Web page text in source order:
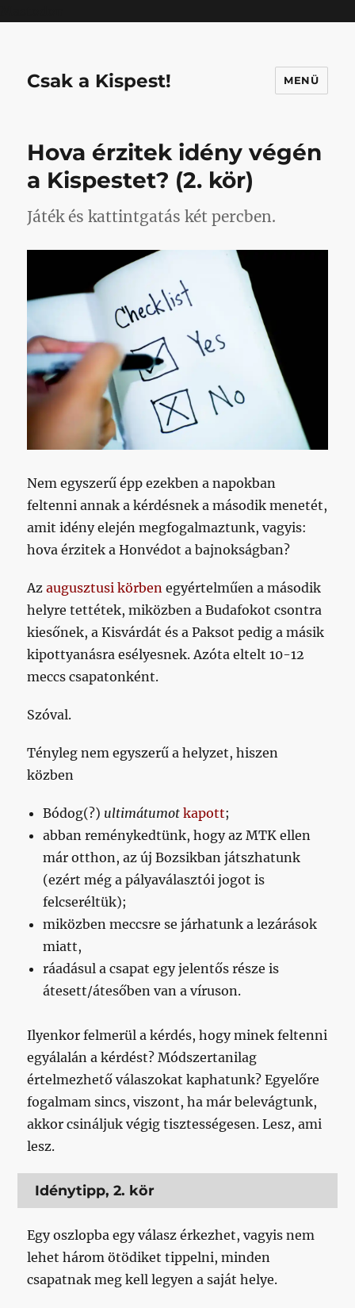
Csak a Kispest! MENÜ
Hova érzitek idény végén
a Kispestet? (2. kör)
Játék és kattintgatás két percben.
Nem egyszerű épp ezekben a napokban
feltenni annak a kérdésnek a második menetét,
amit idény elején megfogalmaztunk, vagyis:
hova érzitek a Honvédot a bajnokságban?
Azaugusztusi körben egyértelműen a második
helyre tettétek, miközben a Budafokot csontra
kiesőnek, a Kisvárdát és a Paksot pedig a másik
kipottyanásra esélyesnek. Azóta eltelt 10-12
meccs csapatonként.
Szóval.
Tényleg nem egyszerű a helyzet, hiszen
közben
Bódog(?) ultimátumot kapott;
abban reménykedtünk, hogy az MTK ellen
már otthon, az új Bozsikban játszhatunk
(ezért még a pályaválasztói jogot is
felcseréltük);
miközben meccsre se járhatunk a lezárások
miatt,
ráadásul a csapat egy jelentős része is
átesett/átesőben van a víruson.
Ilyenkor felmerül a kérdés, hogy minek feltenni
egyálalán a kérdést? Módszertanilag
értelmezhető válaszokat kaphatunk? Egyelőre
fogalmam sincs, viszont, ha már belevágtunk,
akkor csináljuk végig tisztességesen. Lesz, ami
lesz.
Idénytipp, 2. kör
Egy oszlopba egy válasz érkezhet, vagyis nem
lehet három ötödiket tippelni, minden
csapatnak meg kell legyen a saját helye.